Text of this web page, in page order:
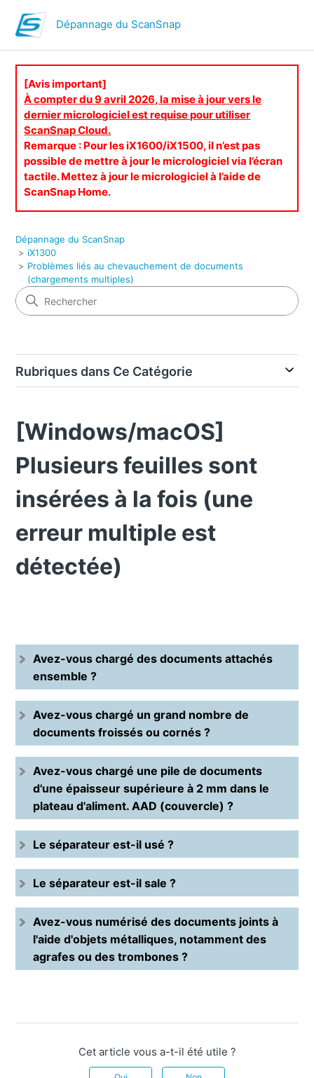
Dépannage du ScanSnap
[Avis important]
À compter du 9 avril 2026, la mise à jour vers le
dernier micrologiciel est requise pour utiliser
ScanSnap Cloud.
Remarque : Pour les iX1600/iX1500, il n’est pas
possible de mettre à jour le micrologiciel via l’écran
tactile. Mettez à jour le micrologiciel à l’aide de
ScanSnap Home.
Dépannage du ScanSnap
iX1300
Problèmes liés au chevauchement de documents
(chargements multiples)
Rubriques dans Ce Catégorie
[Windows/macOS]
Plusieurs feuilles sont
insérées à la fois (une
erreur multiple est
détectée)
Avez-vous chargé des documents attachés
ensemble ?
Avez-vous chargé un grand nombre de
documents froissés ou cornés ?
Avez-vous chargé une pile de documents
d'une épaisseur supérieure à 2 mm dans le
plateau d'aliment. AAD (couvercle) ?
Le séparateur est-il usé ?
Le séparateur est-il sale ?
Avez-vous numérisé des documents joints à
l'aide d'objets métalliques, notamment des
agrafes ou des trombones ?
Cet article vous a-t-il été utile ?